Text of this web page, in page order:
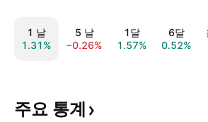
1 날
1.31%
5 날
−0.26%
1달
1.57%
6달
0.52%
주요 통계